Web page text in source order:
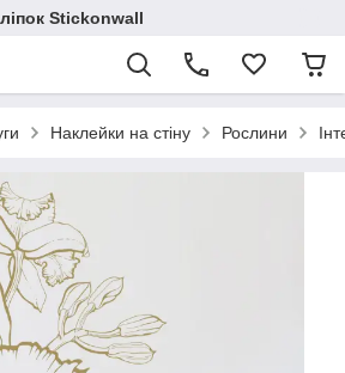
Stickonwall
Наклейки на стіну Рослини